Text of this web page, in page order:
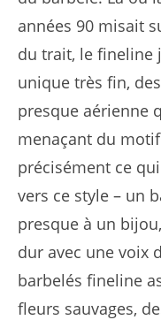
années 90 misait
du trait, le fineline
unique très fin,
presque aérienne
menaçant du
précisément ce
vers ce style – un
presque à un
dur avec une voix
barbelés fineline
fleurs sauvages,